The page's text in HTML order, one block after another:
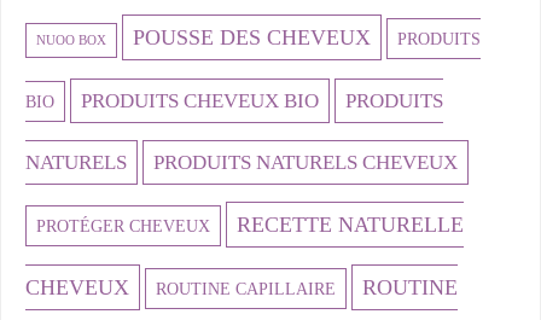
NUOO BOX POUSSE DES CHEVEUX PRODUITS
BIO PRODUITS CHEVEUX BIO PRODUITS
NATURELS PRODUITS NATURELS CHEVEUX
PROTÉGER CHEVEUX RECETTE NATURELLE
CHEVEUX ROUTINE CAPILLAIRE ROUTINE